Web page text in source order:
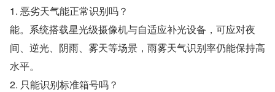
1. 恶劣天气能正常识别吗？
能。系统搭载星光级摄像机与自适应补光设备，可应对夜
间、逆光、阴雨、雾天等场景，雨雾天气识别率仍能保持高
水平。
2. 只能识别标准箱号吗？